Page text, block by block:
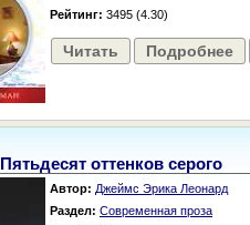
Рейтинг: 3495 (4.30)
Читать Подробнее
Пятьдесят оттенков серого
Автор: Джеймс Эрика Леонард
Раздел: Современная проза